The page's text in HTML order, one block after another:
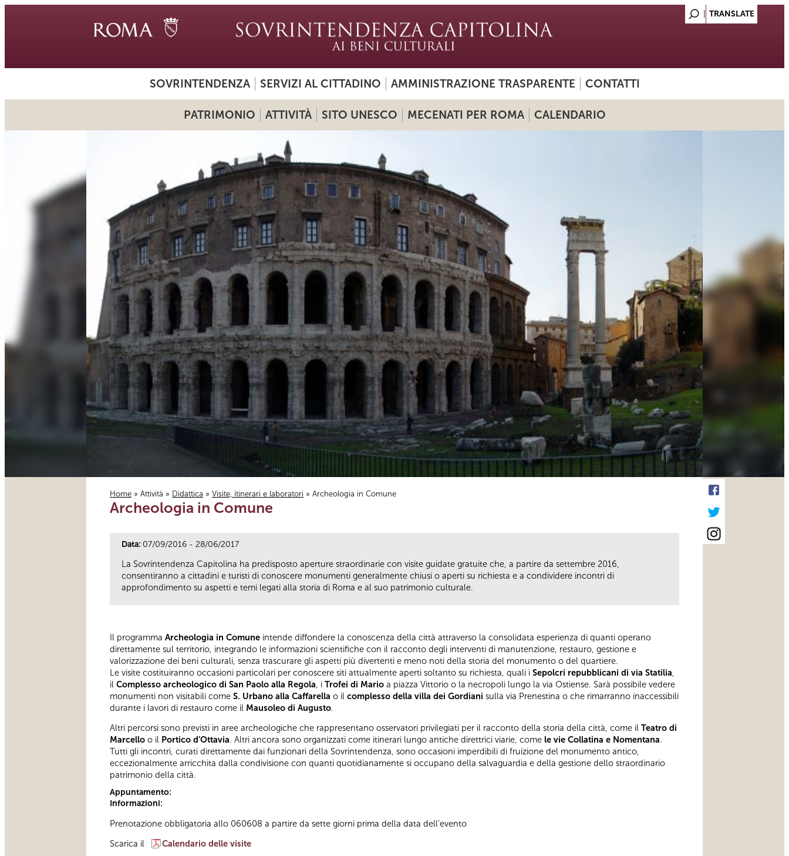
SOVRINTENDENZA SERVIZI AL CITTADINO AMMINISTRAZIONE TRASPARENTE CONTATTI
PATRIMONIO ATTIVITÀ SITO UNESCO MECENATI PER ROMA CALENDARIO
Tu sei qui
Home » Attività » Didattica » Visite, itinerari e laboratori » Archeologia in Comune
Archeologia in Comune
Data: 07/09/2016 - 28/06/2017
La Sovrintendenza Capitolina ha predisposto aperture straordinarie con visite guidate gratuite che, a partire da settembre 2016,
consentiranno a cittadini e turisti di conoscere monumenti generalmente chiusi o aperti su richiesta e a condividere incontri di
approfondimento su aspetti e temi legati alla storia di Roma e al suo patrimonio culturale.
Il programma Archeologia in Comune intende diffondere la conoscenza della città attraverso la consolidata esperienza di quanti operano
direttamente sul territorio, integrando le informazioni scientifiche con il racconto degli interventi di manutenzione, restauro, gestione e
valorizzazione dei beni culturali, senza trascurare gli aspetti più divertenti e meno noti della storia del monumento o del quartiere.
Le visite costituiranno occasioni particolari per conoscere siti attualmente aperti soltanto su richiesta, quali i Sepolcri repubblicani di via Statilia
il Complesso archeologico di San Paolo alla Regola , i Trofei di Mario a piazza Vittorio o la necropoli lungo la via Ostiense. Sarà possibile vedere
monumenti non visitabili come S. Urbano alla Caffarella o il complesso della villa dei Gordiani sulla via Prenestina o che rimarranno inaccessibili
durante i lavori di restauro come il Mausoleo di Augusto.
Altri percorsi sono previsti in aree archeologiche che rappresentano osservatori privilegiati per il racconto della storia della città, come il Teatro di
Marcello o il Portico d’Ottavia. Altri ancora sono organizzati come itinerari lungo antiche direttrici viarie, come le vie Collatina e Nomentana.
Tutti gli incontri, curati direttamente dai funzionari della Sovrintendenza, sono occasioni imperdibili di fruizione del monumento antico,
eccezionalmente arricchita dalla condivisione con quanti quotidianamente si occupano della salvaguardia e della gestione dello straordinario
patrimonio della città.
Appuntamento:
Informazioni:
Prenotazione obbligatoria allo 060608 a partire da sette giorni prima della data dell’evento
Scarica il
Calendario delle visite